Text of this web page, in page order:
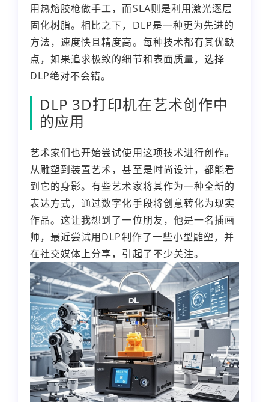
用热熔胶枪做手工，而SLA则是利用激光逐层
固化树脂。相比之下，DLP是一种更为先进的
方法，速度快且精度高。每种技术都有其优缺
点，如果追求极致的细节和表面质量，选择
DLP绝对不会错。
DLP 3D打印机在艺术创作中
的应用
艺术家们也开始尝试使用这项技术进行创作。
从雕塑到装置艺术，甚至是时尚设计，都能看
到它的身影。有些艺术家将其作为一种全新的
表达方式，通过数字化手段将创意转化为现实
作品。这让我想到了一位朋友，他是一名插画
师，最近尝试用DLP制作了一些小型雕塑，并
在社交媒体上分享，引起了不少关注。